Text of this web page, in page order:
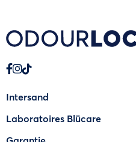
Intersand
Laboratoires Blücare